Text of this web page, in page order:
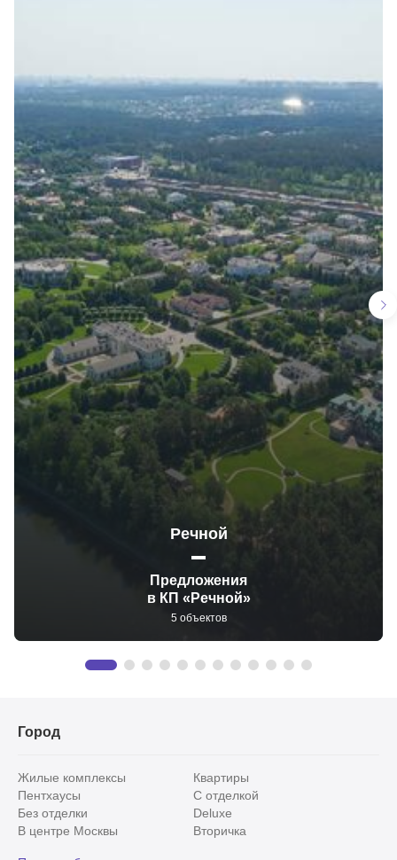
Речной
Предложения
в КП «Речной»
5 объектов
Город
Жилые комплексы
Квартиры
Пентхаусы
С отделкой
Без отделки
Deluxe
В центре Москвы
Вторичка